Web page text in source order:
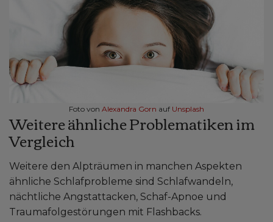
Foto von Alexandra Gorn auf Unsplash
Weitere ähnliche Problematiken im
Vergleich
Weitere den Alpträumen in manchen Aspekten
ähnliche Schlafprobleme sind Schlafwandeln,
nächtliche Angstattacken, Schaf-Apnoe und
Traumafolgestörungen mit Flashbacks.